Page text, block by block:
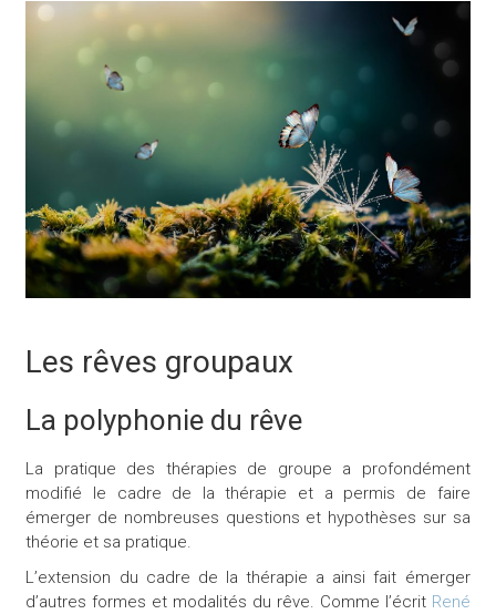
Les rêves groupaux
La polyphonie du rêve
La pratique des thérapies de groupe a profondément
modifié le cadre de la thérapie et a permis de faire
émerger de nombreuses questions et hypothèses sur sa
théorie et sa pratique.
L’extension du cadre de la thérapie a ainsi fait émerger
d’autres formes et modalités du rêve. Comme l’écrit René